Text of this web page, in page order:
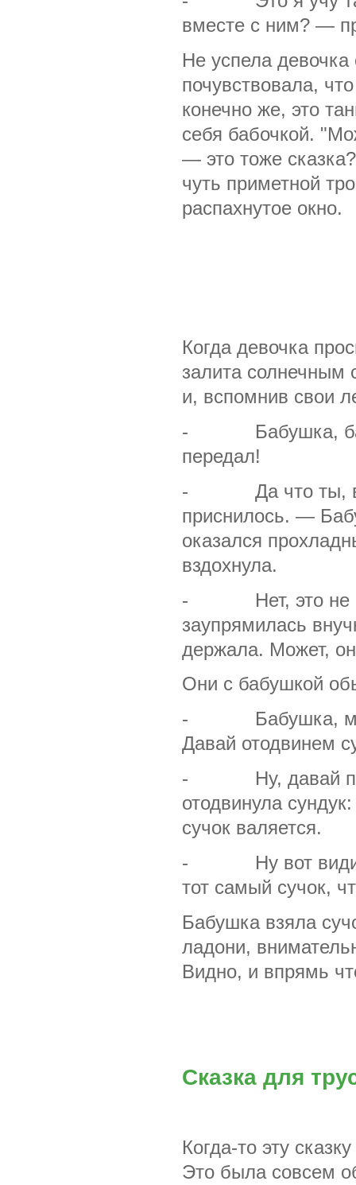
вместе с ним? —
Не успела девочка
почувствовала,
конечно же, это
себя бабочкой.
— это тоже
чуть приметной
распахнутое окно.
Когда девочка
залита солнечным
и, вспомнив свои
- Бабушка,
передал!
- Да что ты,
приснилось. —
оказался
вздохнула.
- Нет, это не
заупрямилась
держала. Может, он
Они с бабушкой
- Бабушка,
Давай отодвинем
- Ну, давай
отодвинула
сучок валяется.
- Ну вот
тот самый сучок,
Бабушка взяла
ладони,
Видно, и впрямь
Сказка для
Когда-то эту
Это была совсем